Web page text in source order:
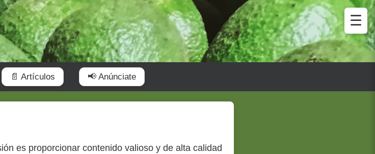
📄 Artículos 📢 Anúnciate
☰
es proporcionar contenido valioso y de alta calidad